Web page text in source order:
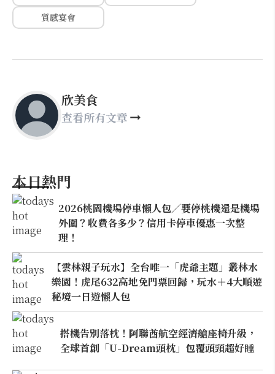
質感宴會
欣美食
查看所有文章
本日熱門
2026桃園機場停車懶人包／要停桃機還是機場
外圍？收費各多少？信用卡停車優惠一次整
理！
【雲林親子玩水】全台唯一「虎爺主題」叢林水
樂園！虎尾632高地免門票回歸，玩水＋4大順遊
秘境一日遊懶人包
搭機告別落枕！阿聯酋航空經濟艙座椅升級，
全球首創「U-Dream頭枕」包覆頭頸超好睡